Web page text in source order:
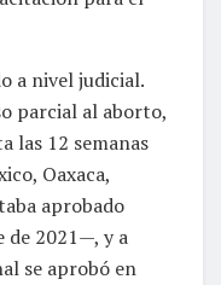
a nivel judicial.
parcial al aborto,
las 12 semanas
Oaxaca,
aprobado
de 2021—, y a
se aprobó en